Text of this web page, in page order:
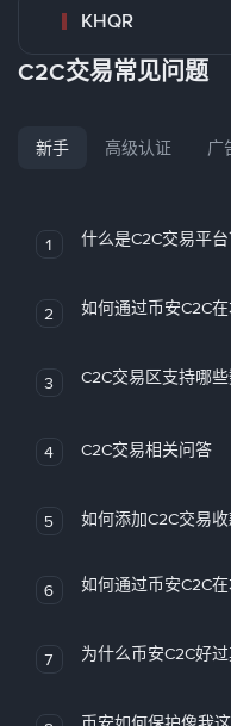
KHQR
C2C交易常见问题
新手 高级认证 广
1 什么是C2C交易平台
2 如何通过币安C2C
3 C2C交易区支持哪些
4 C2C交易相关问答
5 如何添加C2C交易
6 如何通过币安C2C
7 为什么币安C2C好过